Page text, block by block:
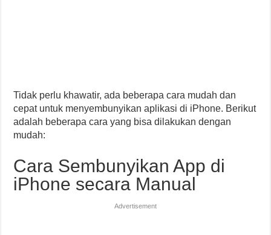
Tidak perlu khawatir, ada beberapa cara mudah dan
cepat untuk menyembunyikan aplikasi di iPhone. Berikut
adalah beberapa cara yang bisa dilakukan dengan
mudah:
Cara Sembunyikan App di
iPhone secara Manual
Advertisement